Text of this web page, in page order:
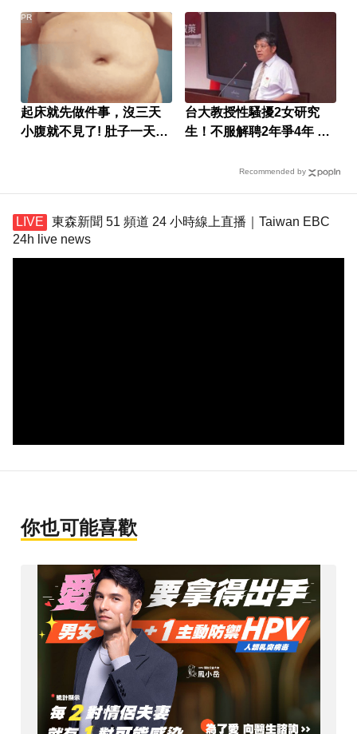
起床就先做件事，沒三天
小腹就不見了! 肚子一天天
PR
台大教授性騷擾2女研究
生！不服解聘2年爭4年 結
Recommended by
東森新聞 51 頻道 24 小時線上直播｜Taiwan EBC
24h live news
你也可能喜歡